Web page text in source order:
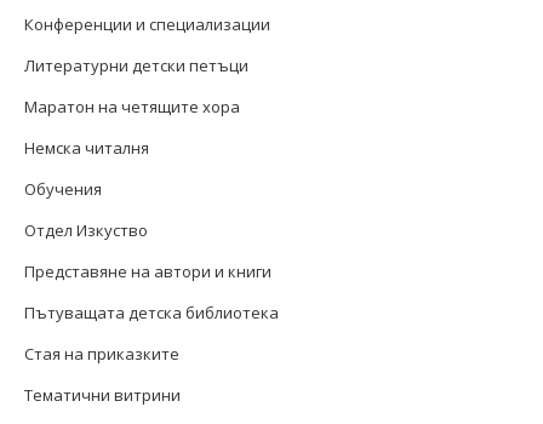
Конференции и специализации
Литературни детски петъци
Маратон на четящите хора
Немска читалня
Обучения
Отдел Изкуство
Представяне на автори и книги
Пътуващата детска библиотека
Стая на приказките
Тематични витрини